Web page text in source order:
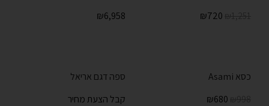
₪720
₪6,958
כסא Asami
₪680
ספה דגם אריאל
קבל הצעת מחיר